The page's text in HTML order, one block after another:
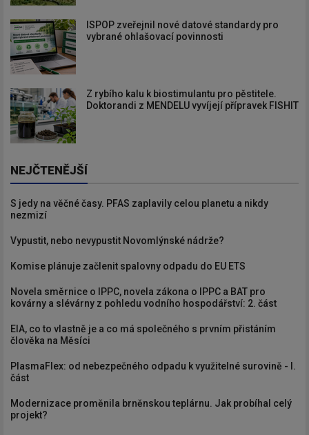
ISPOP zveřejnil nové datové standardy pro
vybrané ohlašovací povinnosti
Z rybího kalu k biostimulantu pro pěstitele.
Doktorandi z MENDELU vyvíjejí přípravek FISHIT
NEJČTENĚJŠÍ
S jedy na věčné časy. PFAS zaplavily celou planetu a nikdy
nezmizí
Vypustit, nebo nevypustit Novomlýnské nádrže?
Komise plánuje začlenit spalovny odpadu do EU ETS
Novela směrnice o IPPC, novela zákona o IPPC a BAT pro
kovárny a slévárny z pohledu vodního hospodářství: 2. část
EIA, co to vlastně je a co má společného s prvním přistáním
člověka na Měsíci
PlasmaFlex: od nebezpečného odpadu k využitelné surovině - I.
část
Modernizace proměnila brněnskou teplárnu. Jak probíhal celý
projekt?